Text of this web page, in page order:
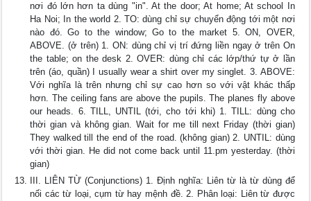
nơi đó lớn hơn ta dùng "in". At the door; At home; At school In
Ha Noi; In the world 2. TO: dùng chỉ sự chuyển động tới một nơi
nào đó. Go to the window; Go to the market 5. ON, OVER,
ABOVE. (ở trên) 1. ON: dùng chỉ vị trí đứng liền ngay ở trên On
the table; on the desk 2. OVER: dùng chỉ các lớp/thứ tự ở lần
trên (áo, quần) I usually wear a shirt over my singlet. 3. ABOVE:
Với nghĩa là trên nhưng chỉ sự cao hơn so với vật khác thấp
hơn. The ceiling fans are above the pupils. The planes fly above
our heads. 6. TILL, UNTIL (tới, cho tới khi) 1. TILL: dùng cho
thời gian và không gian. Wait for me till next Friday (thời gian)
They walked till the end of the road. (không gian) 2. UNTIL: dùng
với thời gian. He did not come back until 11.pm yesterday. (thời
gian)
III. LIÊN TỪ (Conjunctions) 1. Định nghĩa: Liên từ là từ dùng để
nối các từ loại, cụm từ hay mệnh đề. 2. Phân loại: Liên từ được